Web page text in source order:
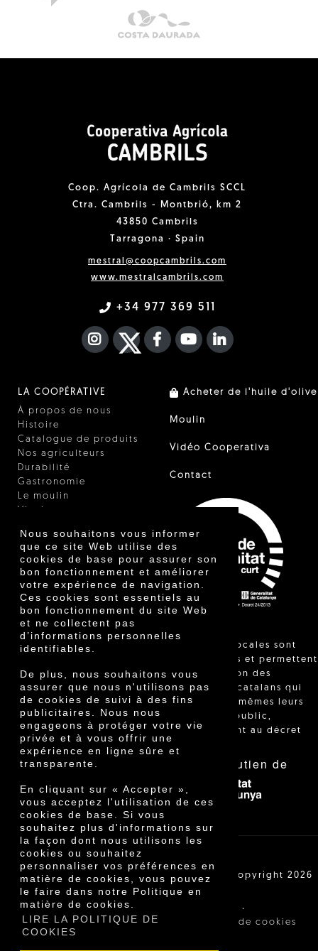
Nous souhaitons vous informer
que ce site Web utilise des
cookies de base pour assurer son
bon fonctionnement et améliorer
votre expérience de navigation.
Ces cookies sont essentiels au
bon fonctionnement du site Web
et ne collectent pas
d’informations personnelles
identifiables.
De plus, nous souhaitons vous
assurer que nous n'utilisons pas
de cookies de suivi à des fins
publicitaires. Nous nous
engageons à protéger votre vie
privée et à vous offrir une
expérience en ligne sûre et
transparente.
En cliquant sur « Accepter »,
vous acceptez l'utilisation de ces
cookies de base. Si vous
souhaitez plus d'informations sur
la façon dont nous utilisons les
cookies ou souhaitez
personnaliser vos préférences en
matière de cookies, vous pouvez
le faire dans notre Politique en
matière de cookies.
LIRE LA POLITIQUE DE
COOKIES
Coop. Agrícola de Cambrils SCCL
Ctra. Cambrils - Montbrió, km 2
43850 Cambrils
Tarragona · Spain
mestral@coopcambrils.com
www.mestralcambrils.com
+34 977 369 511
INSTAGRAM
TWITTER
FACEBOOK F
YOUTUBEFA LINKEDIN
LA COOPÉRATIVE
À propos de nous
Histoire
Catalogue de produits
Nos agriculteurs
Durabilité
Gastronomie
Le moulin
Certificats
Prix
Innovation
Acheter de l'huile d'olive
Moulin
Vidéo Cooperativa
Contact
"Les ventes locales sont
réglementées et permettent
l'identification des
agriculteurs catalans qui
vendent eux-mêmes leurs
produits au public,
conformément au décret
Avec le soutien de
Cooperativa Agrícola de Cambrils SCCL | Copyright 2026
©
Avis légal· ·
Politique de confidentialité Politique de cookies